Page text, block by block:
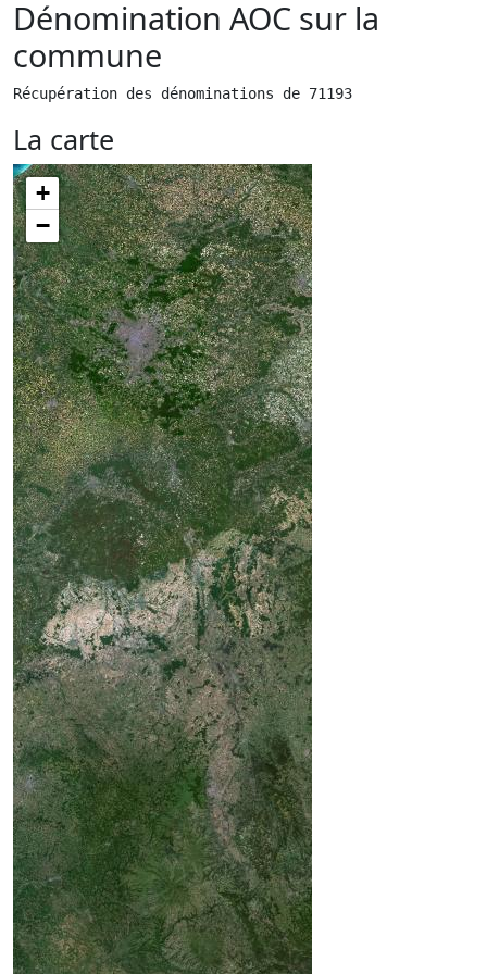
Dénomination AOC sur la
commune
Récupération des dénominations de 71193
La carte
+
−